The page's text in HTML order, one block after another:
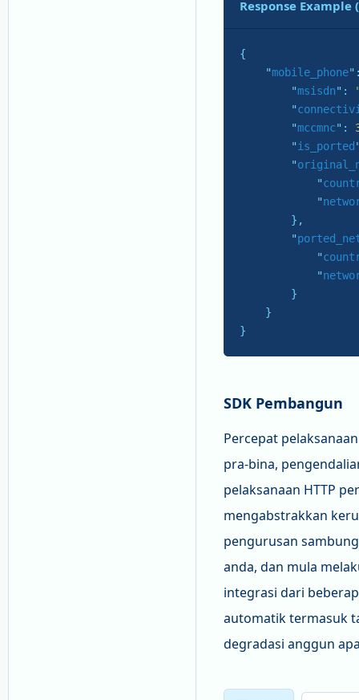
Response Example
{
    "
mobile_phone
        "
msisdn":
        "
        "
mccmnc":
        "
is_ported
        "
            "
            "
} ,
        "
            "
            "
}
}
SDK Pembangun
Percepat
pra-bina,
pelaksanaan HTTP
mengabstrakkan
pengurusan
anda, dan mula
integrasi dari
automatik termasuk
degradasi anggun